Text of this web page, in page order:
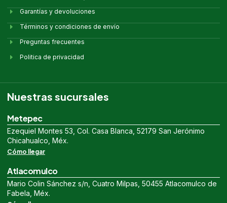
Garantías y devoluciones
Términos y condiciones de envío
Preguntas frecuentes
Politica de privacidad
Nuestras sucursales
Metepec
Ezequiel Montes 53, Col. Casa Blanca, 52179 San Jerónimo
Chicahualco, Méx.
Cómo llegar
Atlacomulco
Mario Colin Sánchez s/n, Cuatro Milpas, 50455 Atlacomulco de
Fabela, Méx.